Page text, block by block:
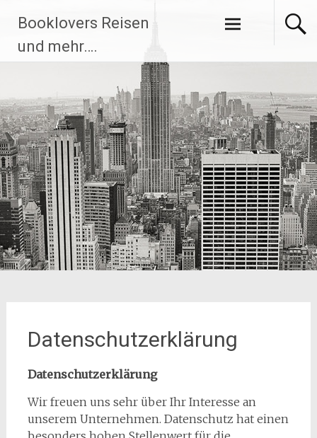
Inhalt
springen
Booklovers Reisen
und mehr….
Datenschutzerklärung
Datenschutzerklärung
Wir freuen uns sehr über Ihr Interesse an
unserem Unternehmen. Datenschutz hat einen